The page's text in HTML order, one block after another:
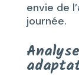
envie de
journée.